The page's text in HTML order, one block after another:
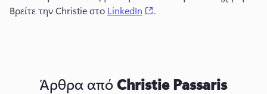
Βρείτε την Christie στο LinkedIn .
Άρθρα απόChristie Passaris